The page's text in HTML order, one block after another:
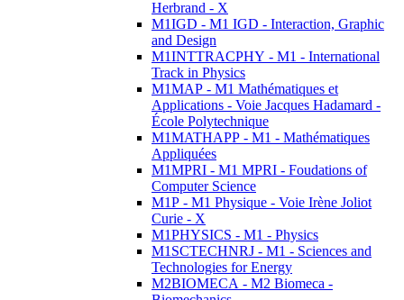
Herbrand - X
M1IGD - M1 IGD - Interaction, Graphic
and Design
M1INTTRACPHY - M1 - International
Track in Physics
M1MAP - M1 Mathématiques et
Applications - Voie Jacques Hadamard -
École Polytechnique
M1MATHAPP - M1 - Mathématiques
Appliquées
M1MPRI - M1 MPRI - Foudations of
Computer Science
M1P - M1 Physique - Voie Irène Joliot
Curie - X
M1PHYSICS - M1 - Physics
M1SCTECHNRJ - M1 - Sciences and
Technologies for Energy
M2BIOMECA - M2 Biomeca -